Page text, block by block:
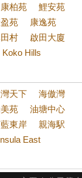
康柏苑
鯉安苑
苑
康逸苑
村
啟田大廈
Koko Hills
天下
海傲灣
苑
油塘中心
東岸
親海駅
East